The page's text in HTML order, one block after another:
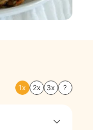
1x 2x 3x ?